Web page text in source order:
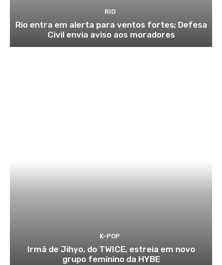
RIO
Rio entra em alerta para ventos fortes; Defesa
Civil envia aviso aos moradores
K-POP
Irmã de Jihyo, do TWICE, estreia em novo
grupo feminino da HYBE